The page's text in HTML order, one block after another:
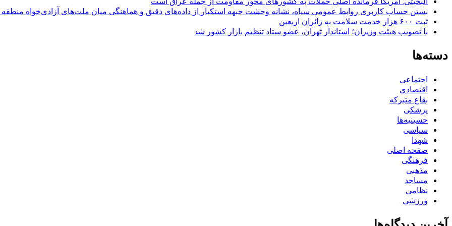
بستن حساب کاربری روابط عمومی سپاه، نشانه‌ وحشت جبهه استکبار از داده‌های دقیق و هماهنگی میان ملت‌های آزادی‌خواه
ثبت ۶۰۰ هزار خدمت سلامت به زائران اربعین
با تصویب هیئت وزیران؛ استاندار تهران، عضو ستاد تنظیم بازار کشور شد
دسته‌ها
اجتماعی
اقتصادی
بقاع متبرکه
پزشکی
حسینیه‌ها
سیاسی
شهدا
صفحه اصلی
فرهنگی
مذهبی
مساجد
نظامی
ورزشی